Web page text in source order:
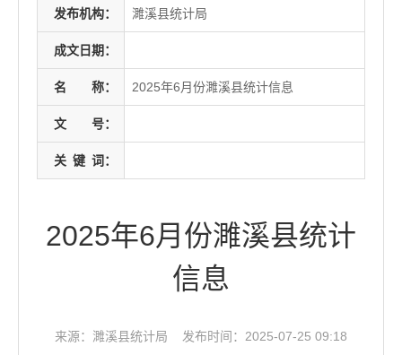
发布机构： 濉溪县统计局
成文日期：
名 称： 2025年6月份濉溪县统计信息
文 号：
关 键 词：
2025年6月份濉溪县统计
信息
来源：濉溪县统计局
发布时间：2025-07-25 09:18